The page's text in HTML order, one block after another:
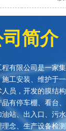
简介
限公司是一家集
工安装、维护于
，开发的膜结构
有停车棚、看台
站、出入口、污
念、生产设备检